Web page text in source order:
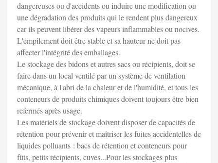
dangereuses ou d'accidents ou induire une modification ou
une dégradation des produits qui le rendent plus dangereux
car ils peuvent libérer des vapeurs inflammables ou nocives.
L'empilement doit être stable et sa hauteur ne doit pas
affecter l'intégrité des emballages.
Le stockage des bidons et autres sacs ou récipients, doit se
faire dans un local ventilé par un système de ventilation
mécanique, à l'abri de la chaleur et de l'humidité, et tous les
conteneurs de produits chimiques doivent toujours être bien
refermés après usage.
Les matériels de stockage doivent disposer de capacités de
rétention pour prévenir et maîtriser les fuites accidentelles de
liquides polluants : bacs de rétention et conteneurs pour
fûts, petits récipients, cuves...Pour les stockages plus